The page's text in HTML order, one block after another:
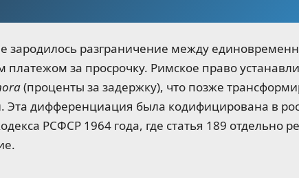
зародилось разграничение между
платежом за просрочку. Римское право
(проценты за задержку), что позже
дифференциация была кодифицирована в
РСФСР 1964 года, где статья 189 отдельно